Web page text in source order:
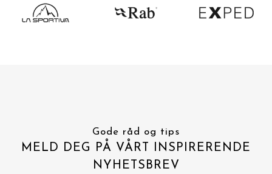
Gode råd og tips
MELD DEG PÅ VÅRT INSPIRERENDE
NYHETSBREV